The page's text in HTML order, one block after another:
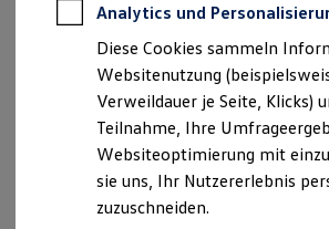
Kfz-Versicherung
Restschuldversicherungen
Garantien
Wartungsverträge
Geschäftskunden
Professional Class bei
Großkunden
Behörden
Direktkunden
Sonderfahrzeuge
Anpfiff zum Gewinn
Verantwortlich für die Inhalte auf dieser Seite
Impressum & Rechtliches)
Analytics und
Diese Cookies sammeln
Websitenutzung
Verweildauer je Seite, Klicks)
Teilnahme, Ihre
Websiteoptimierung mit
sie uns, Ihr Nutzererlebnis
zuzuschneiden.